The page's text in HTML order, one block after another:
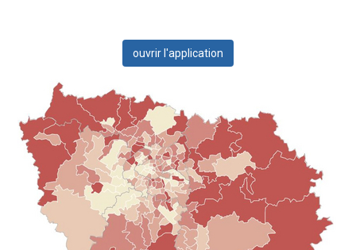
ouvrir l'application